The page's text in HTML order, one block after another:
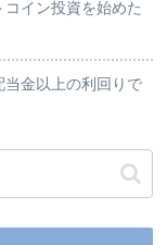
イン投資を始めた
当金以上の利回りで